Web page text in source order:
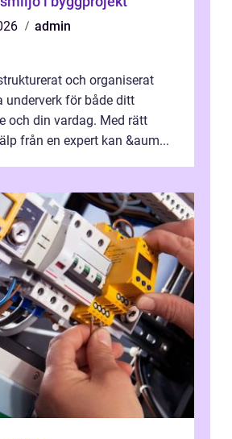
admin
och organiserat
underverk för både ditt
och din vardag. Med rätt
från en expert kan &aum...